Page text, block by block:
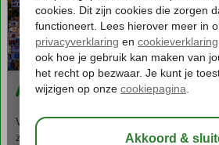
Agia Galini
Volgens velen is Agia Galini het leukste en
zuidkust van Kreta en dat is niet voor niets.